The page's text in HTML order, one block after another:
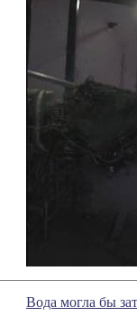
Вода могла бы